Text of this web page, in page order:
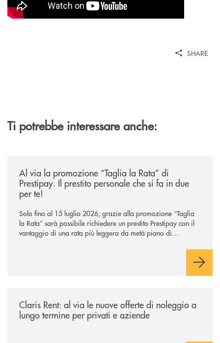
SHARE
Ti potrebbe interessare anche:
Al via la promozione “Taglia la Rata” di
Prestipay. Il prestito personale che si fa in due
per te!
Solo fino al 15 luglio 2026, grazie alla promozione “Taglia
la Rata” sarà possibile richiedere un prestito Prestipay con il
vantaggio di una rata più leggera da metà piano di
Claris Rent: al via le nuove offerte di noleggio a
lungo termine per privati e aziende